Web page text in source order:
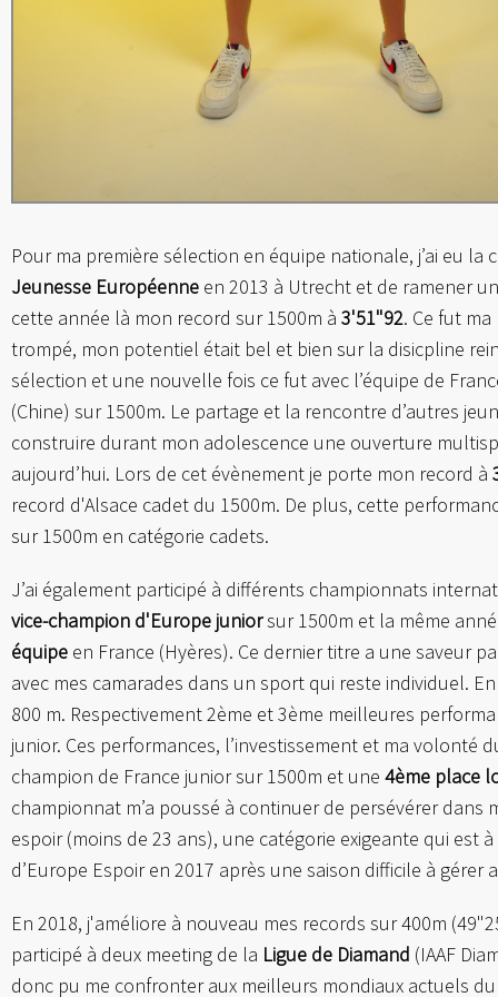
Pour ma première sélection en équipe nationale, j’ai eu
Jeunesse Européenne en 2013 à Utrecht et de ramener
cette année là mon record sur 1500m à 3'51"92. Ce fut
trompé, mon potentiel était bel et bien sur la disicpline
sélection et une nouvelle fois ce fut avec l’équipe de
(Chine) sur 1500m. Le partage et la rencontre d’autres
construire durant mon adolescence une ouverture
aujourd’hui. Lors de cet évènement je porte mon record à
record d'Alsace cadet du 1500m. De plus, cette
sur 1500m en catégorie cadets.
J’ai également participé à différents championnats
vice-champion d'Europe juniorsur 1500m et la même
équipe en France (Hyères). Ce dernier titre a une saveur
avec mes camarades dans un sport qui reste individuel.
800 m. Respectivement 2ème et 3ème meilleures
junior. Ces performances, l’investissement et ma volonté
champion de France junior sur 1500m et une 4ème place
championnat m’a poussé à continuer de persévérer
espoir (moins de 23 ans), une catégorie exigeante qui est
d’Europe Espoir en 2017 après une saison difficile à gérer
En 2018, j'améliore à nouveau mes records sur 400m
participé à deux meeting de la Ligue de Diamand (IAAF
donc pu me confronter aux meilleurs mondiaux actuels